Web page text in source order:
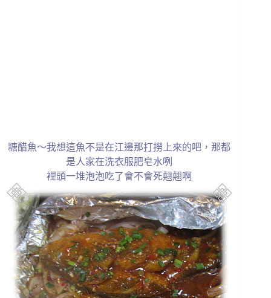
糖醋魚～我想這魚不是在江邊那打撈上來的吧，那都
是人家在洗衣服肥皂水咧
裡頭一堆泡泡吃了會不會死翹翹啊